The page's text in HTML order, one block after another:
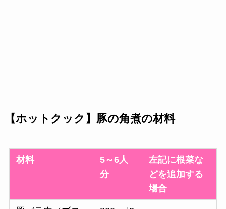
【ホットクック】豚の角煮の材料
材料
5～6人
分
左記に根菜な
どを追加する
場合